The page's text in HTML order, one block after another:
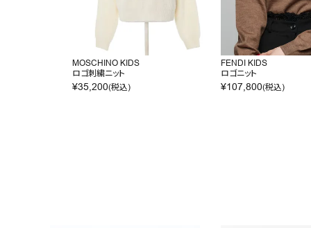
MOSCHINO KIDS
ロゴ刺繍ニット
¥35,200(税込)
FENDI KIDS
ロゴニット
¥107,800(税込)